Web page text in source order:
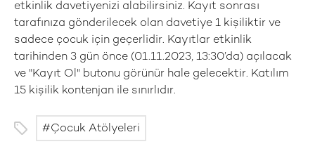
etkinlik davetiyenizi alabilirsiniz. Kayıt sonrası
tarafınıza gönderilecek olan davetiye 1 kişiliktir ve
sadece çocuk için geçerlidir. Kayıtlar etkinlik
tarihinden 3 gün önce (01.11.2023, 13:30’da) açılacak
ve "Kayıt Ol" butonu görünür hale gelecektir. Katılım
15 kişilik kontenjan ile sınırlıdır.
Çocuk Atölyeleri